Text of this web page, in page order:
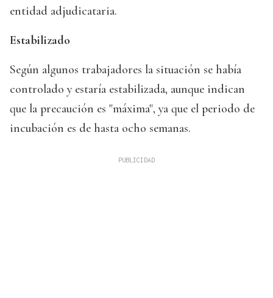
entidad adjudicataria.
Estabilizado
Según algunos trabajadores la situación se había
controlado y estaría estabilizada, aunque indican
que la precaución es "máxima", ya que el periodo de
incubación es de hasta ocho semanas.